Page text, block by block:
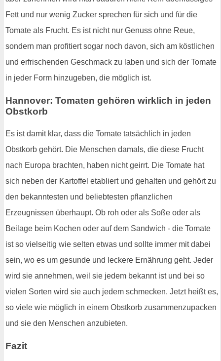
Fett und nur wenig Zucker sprechen für sich und für die
Tomate als Frucht. Es ist nicht nur Genuss ohne Reue,
sondern man profitiert sogar noch davon, sich am köstlichen
und erfrischenden Geschmack zu laben und sich der Tomate
in jeder Form hinzugeben, die möglich ist.
Hannover: Tomaten gehören wirklich in jeden
Obstkorb
Es ist damit klar, dass die Tomate tatsächlich in jeden
Obstkorb gehört. Die Menschen damals, die diese Frucht
nach Europa brachten, haben nicht geirrt. Die Tomate hat
sich neben der Kartoffel etabliert und gehalten und gehört zu
den bekanntesten und beliebtesten pflanzlichen
Erzeugnissen überhaupt. Ob roh oder als Soße oder als
Beilage beim Kochen oder auf dem Sandwich - die Tomate
ist so vielseitig wie selten etwas und sollte immer mit dabei
sein, wo es um gesunde und leckere Ernährung geht. Jeder
wird sie annehmen, weil sie jedem bekannt ist und bei so
vielen Sorten wird sie auch jedem schmecken. Jetzt heißt es,
so viele wie möglich in einem Obstkorb zusammenzupacken
und sie den Menschen anzubieten.
Fazit